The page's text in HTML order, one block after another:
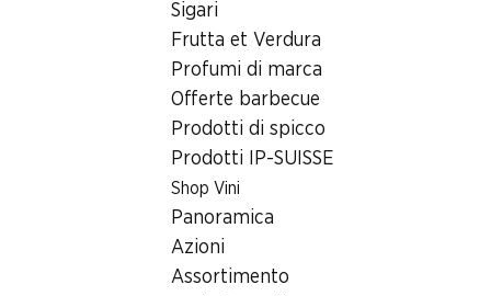
Sigari
Frutta et Verdura
Profumi di marca
Offerte barbecue
Prodotti di spicco
Prodotti IP-SUISSE
Shop Vini
Panoramica
Azioni
Assortimento
Miscela di Pasqua Coniglietto
dorato Lindt